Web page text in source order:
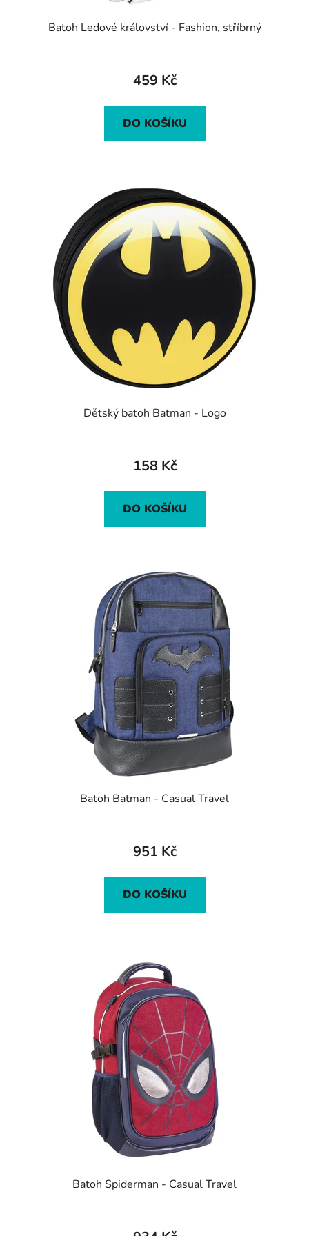
Batoh Ledové království - Fashion, stříbrný
459 Kč
DO KOŠÍKU
Dětský batoh Batman - Logo
158 Kč
DO KOŠÍKU
Batoh Batman - Casual Travel
951 Kč
DO KOŠÍKU
Batoh Spiderman - Casual Travel